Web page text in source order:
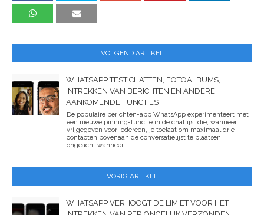
VOLGEND ARTIKEL
WHATSAPP TEST CHATTEN, FOTOALBUMS,
INTREKKEN VAN BERICHTEN EN ANDERE
AANKOMENDE FUNCTIES
De populaire berichten-app WhatsApp experimenteert met
een nieuwe pinning-functie in de chatlijst die, wanneer
vrijgegeven voor iedereen, je toelaat om maximaal drie
contacten bovenaan de conversatielijst te plaatsen,
ongeacht wanneer...
VORIG ARTIKEL
WHATSAPP VERHOOGT DE LIMIET VOOR HET